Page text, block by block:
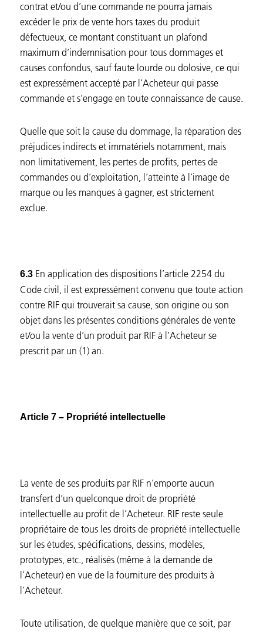
contrat et/ou d’une commande ne pourra jamais
excéder le prix de vente hors taxes du produit
défectueux, ce montant constituant un plafond
maximum d’indemnisation pour tous dommages et
causes confondus, sauf faute lourde ou dolosive, ce qui
est expressément accepté par l’Acheteur qui passe
commande et s’engage en toute connaissance de cause.
Quelle que soit la cause du dommage, la réparation des
préjudices indirects et immatériels notamment, mais
non limitativement, les pertes de profits, pertes de
commandes ou d’exploitation, l’atteinte à l’image de
marque ou les manques à gagner, est strictement
exclue.
6.3 En application des dispositions l’article 2254 du
Code civil, il est expressément convenu que toute action
contre RIF qui trouverait sa cause, son origine ou son
objet dans les présentes conditions générales de vente
et/ou la vente d’un produit par RIF à l’Acheteur se
prescrit par un (1) an.
Article 7 – Propriété intellectuelle
La vente de ses produits par RIF n’emporte aucun
transfert d’un quelconque droit de propriété
intellectuelle au profit de l’Acheteur. RIF reste seule
propriétaire de tous les droits de propriété intellectuelle
sur les études, spécifications, dessins, modèles,
prototypes, etc., réalisés (même à la demande de
l’Acheteur) en vue de la fourniture des produits à
l’Acheteur.
Toute utilisation, de quelque manière que ce soit, par